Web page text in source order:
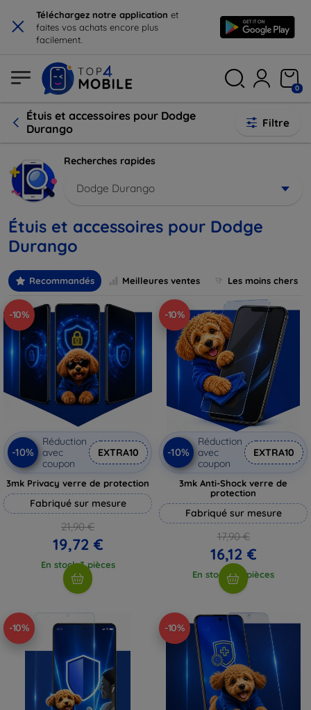
× Téléchargez notre application et
faites vos achats encore plus
facilement.
0
Étuis et accessoires pour Dodge
Durango
Filtre
Recherches rapides
Dodge Durango
Étuis et accessoires pour Dodge
Durango
Recommandés Meilleures ventes Les moins chers
-10%
-10%
Réduction
avec
coupon
EXTRA10
3mk Privacy verre de protection
Fabriqué sur mesure
21,90 €
19,72 €
En stock 3 pièces
-10%
-10%
Réduction
avec
coupon
EXTRA10
3mk Anti-Shock verre de
protection
Fabriqué sur mesure
17,90 €
16,12 €
En stock > 5 pièces
-10% -10%